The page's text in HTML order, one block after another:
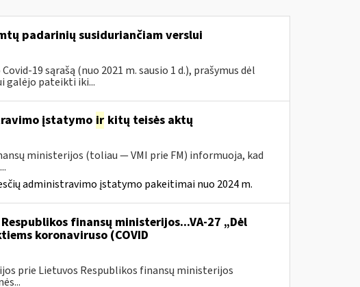
padarinių susiduriančiam verslui
19 sąrašą (nuo 2021 m. sausio 1 d.), prašymus dėl
galėjo pateikti iki...
įstatymo irkitų teisės aktų
ministerijos (toliau — VMI prie FM) informuoja, kad
administravimo įstatymo pakeitimai nuo 2024 m.
finansų ministerijos...VA-27 „Dėl
koronaviruso (COVID
prie Lietuvos Respublikos finansų ministerijos